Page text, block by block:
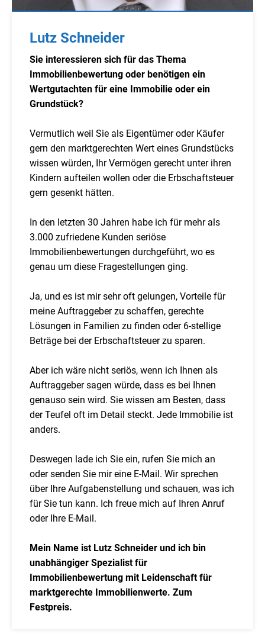
Lutz Schneider
Sie interessieren sich für das Thema
Immobilienbewertung oder benötigen ein
Wertgutachten für eine Immobilie oder ein
Grundstück?
Vermutlich weil Sie als Eigentümer oder Käufer
gern den marktgerechten Wert eines Grundstücks
wissen würden, Ihr Vermögen gerecht unter ihren
Kindern aufteilen wollen oder die Erbschaftsteuer
gern gesenkt hätten.
In den letzten 30 Jahren habe ich für mehr als
3.000 zufriedene Kunden seriöse
Immobilienbewertungen durchgeführt, wo es
genau um diese Fragestellungen ging.
Ja, und es ist mir sehr oft gelungen, Vorteile für
meine Auftraggeber zu schaffen, gerechte
Lösungen in Familien zu finden oder 6-stellige
Beträge bei der Erbschaftsteuer zu sparen.
Aber ich wäre nicht seriös, wenn ich Ihnen als
Auftraggeber sagen würde, dass es bei Ihnen
genauso sein wird. Sie wissen am Besten, dass
der Teufel oft im Detail steckt. Jede Immobilie ist
anders.
Deswegen lade ich Sie ein, rufen Sie mich an
oder senden Sie mir eine E-Mail. Wir sprechen
über Ihre Aufgabenstellung und schauen, was ich
für Sie tun kann. Ich freue mich auf Ihren Anruf
oder Ihre E-Mail.
Mein Name ist Lutz Schneider und ich bin
unabhängiger Spezialist für
Immobilienbewertung mit Leidenschaft für
marktgerechte Immobilienwerte. Zum
Festpreis.